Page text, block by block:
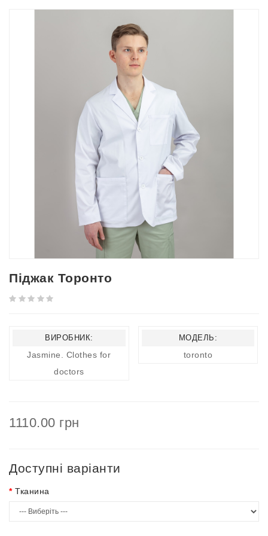
Піджак Торонто
ВИРОБНИК:
Jasmine. Clothes for
doctors
МОДЕЛЬ:
toronto
1110.00 грн
Доступні варіанти
Тканина